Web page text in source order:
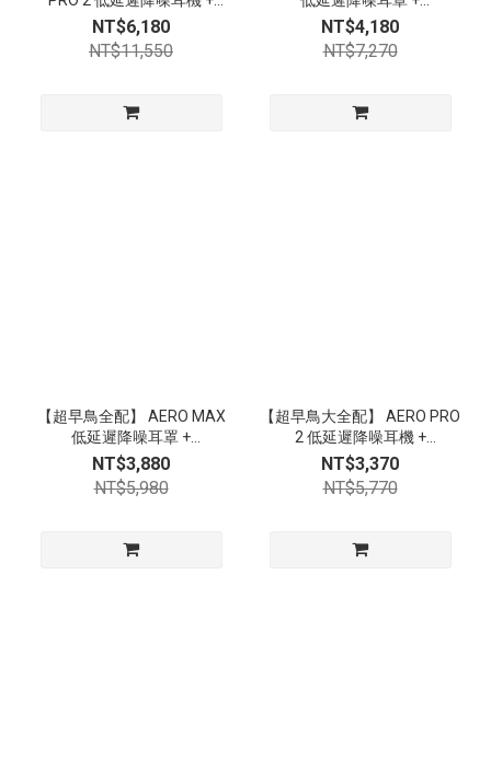
AERO MAX 低延遲降噪耳罩 +
ThunderConnect 2 電競發射
器｜第一批出貨｜限時 72 hr
NT$6,180
NT$11,550
ThunderConnect 2 電競發射
器｜第一批出貨｜限時 72 hr
NT$4,180
NT$7,270
【超早鳥全配】 AERO MAX
低延遲降噪耳罩 +
ThunderConnect 2 電競發射
器｜第一批出貨｜限時 72 hr
NT$3,880
NT$5,980
【超早鳥大全配】 AERO PRO
2 低延遲降噪耳機 +
ThunderConnect 2 電競發射
器｜第一批出貨｜限時 72 hr
NT$3,370
NT$5,770